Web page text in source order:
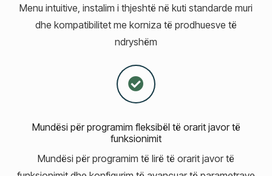
Menu intuitive, instalim i thjeshtë në kuti standarde muri
dhe kompatibilitet me korniza të prodhuesve të
ndryshëm
Mundësi për programim fleksibël të orarit javor të
funksionimit
Mundësi për programim të lirë të orarit javor të